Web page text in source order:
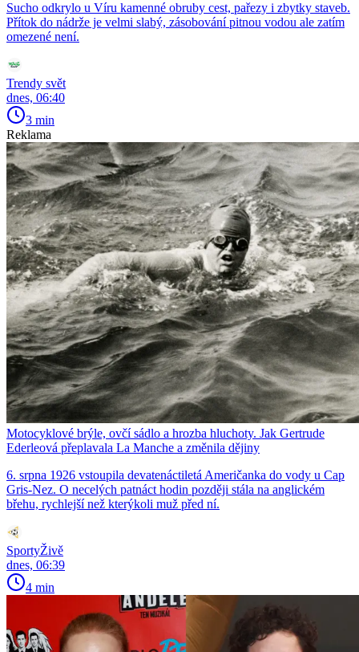
Sucho odkrylo u Víru kamenné obruby cest, pařezy i zbytky staveb.
Přítok do nádrže je velmi slabý, zásobování pitnou vodou ale zatím
omezené není.
Trendy svět
dnes, 06:40
3 min
Reklama
Motocyklové brýle, ovčí sádlo a hrozba hluchoty. Jak Gertrude
Ederleová přeplavala La Manche a změnila dějiny
6. srpna 1926 vstoupila devatenáctiletá Američanka do vody u Cap
Gris-Nez. O necelých patnáct hodin později stála na anglickém
břehu, rychlejší než kterýkoli muž před ní.
SportyŽivě
dnes, 06:39
4 min